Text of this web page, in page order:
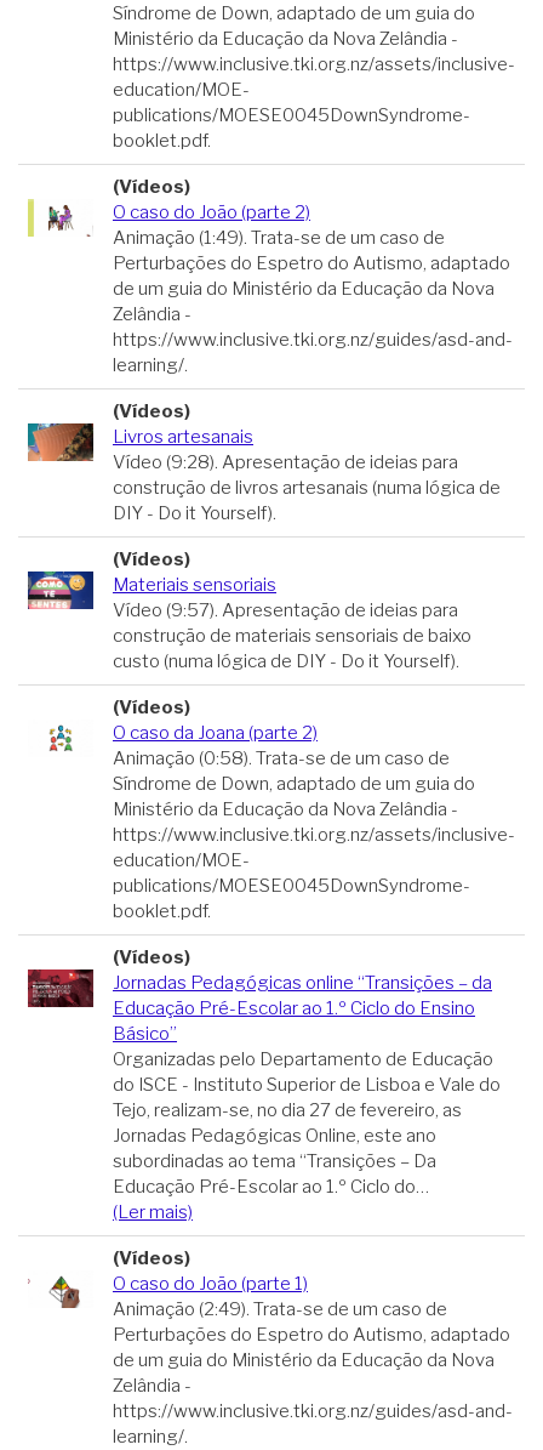
Síndrome de Down, adaptado de um guia do
Ministério da Educação da Nova Zelândia -
https://www.inclusive.tki.org.nz/assets/inclusive-
education/MOE-
publications/MOESE0045DownSyndrome-
booklet.pdf.
(Vídeos)
O caso do João (parte 2)
Animação (1:49). Trata-se de um caso de
Perturbações do Espetro do Autismo, adaptado
de um guia do Ministério da Educação da Nova
Zelândia -
https://www.inclusive.tki.org.nz/guides/asd-and-
learning/.
(Vídeos)
Livros artesanais
Vídeo (9:28). Apresentação de ideias para
construção de livros artesanais (numa lógica de
DIY - Do it Yourself).
(Vídeos)
Materiais sensoriais
Vídeo (9:57). Apresentação de ideias para
construção de materiais sensoriais de baixo
custo (numa lógica de DIY - Do it Yourself).
(Vídeos)
O caso da Joana (parte 2)
Animação (0:58). Trata-se de um caso de
Síndrome de Down, adaptado de um guia do
Ministério da Educação da Nova Zelândia -
https://www.inclusive.tki.org.nz/assets/inclusive-
education/MOE-
publications/MOESE0045DownSyndrome-
booklet.pdf.
(Vídeos)
Jornadas Pedagógicas online “Transições – da
Educação Pré-Escolar ao 1.º Ciclo do Ensino
Básico”
Organizadas pelo Departamento de Educação
do ISCE - Instituto Superior de Lisboa e Vale do
Tejo, realizam-se, no dia 27 de fevereiro, as
Jornadas Pedagógicas Online, este ano
subordinadas ao tema “Transições – Da
Educação Pré-Escolar ao 1.º Ciclo do…
(Ler mais)
(Vídeos)
O caso do João (parte 1)
Animação (2:49). Trata-se de um caso de
Perturbações do Espetro do Autismo, adaptado
de um guia do Ministério da Educação da Nova
Zelândia -
https://www.inclusive.tki.org.nz/guides/asd-and-
learning/.